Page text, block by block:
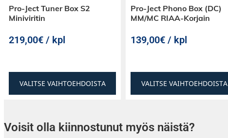
Pro-Ject Tuner Box S2
Miniviritin
219,00€ / kpl
VALITSE VAIHTOEHDOISTA
Pro-Ject Phono Box (DC)
MM/MC RIAA-Korjain
139,00€ / kpl
VALITSE VAIHTOEHDOISTA
Voisit olla kiinnostunut myös näistä?